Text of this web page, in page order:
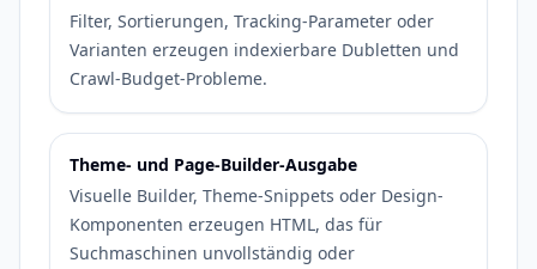
Filter, Sortierungen, Tracking-Parameter oder
Varianten erzeugen indexierbare Dubletten und
Crawl-Budget-Probleme.
Theme- und Page-Builder-Ausgabe
Visuelle Builder, Theme-Snippets oder Design-
Komponenten erzeugen HTML, das für
Suchmaschinen unvollständig oder